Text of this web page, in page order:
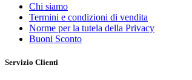
Chi siamo
Termini e condizioni di vendita
Norme per la tutela della Privacy
Buoni Sconto
Servizio Clienti